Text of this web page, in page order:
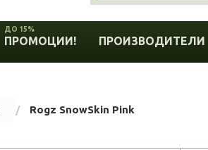
ПРОМОЦИИ!
ДО 15%
ПРОИЗВОДИТЕЛИ
Rogz SnowSkin Pink